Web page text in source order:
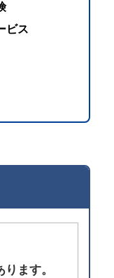
ビス
ます。